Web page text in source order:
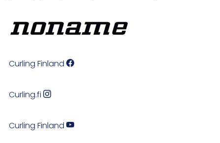
Curling Finland
Curling.fi
Curling Finland